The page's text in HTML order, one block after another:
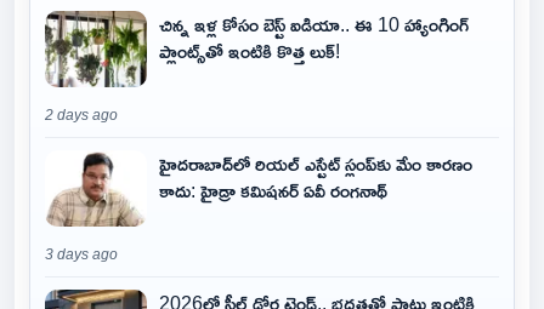
చిన్న ఇళ్ల కోసం బెస్ట్ ఐడియా.. ఈ 10 హ్యాంగింగ్
ప్లాంట్స్‌తో ఇంటికి కొత్త లుక్!
2 days ago
హైదరాబాద్‌లో రియల్ ఎస్టేట్ స్లంప్‌కు మేం కారణం
కాదు: హైడ్రా కమిషనర్ ఏవీ రంగనాథ్
3 days ago